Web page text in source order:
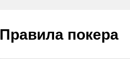
Правила покера